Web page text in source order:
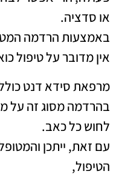
או סדציה.
באמצעות הרדמה
אין מדובר על טיפול
מרפאת סידא דנט
בהרדמה מסוג זה על
לחוש כל כאב.
עם זאת, ייתכן
הטיפול,